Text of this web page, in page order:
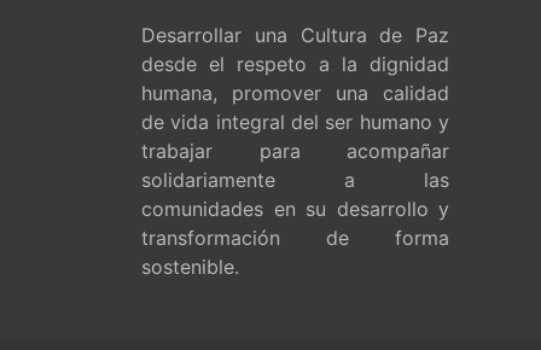
Desarrollar una Cultura de Paz
desde el respeto a la dignidad
humana, promover una calidad
de vida integral del ser humano y
trabajar para acompañar
solidariamente a las
comunidades en su desarrollo y
transformación de forma
sostenible.